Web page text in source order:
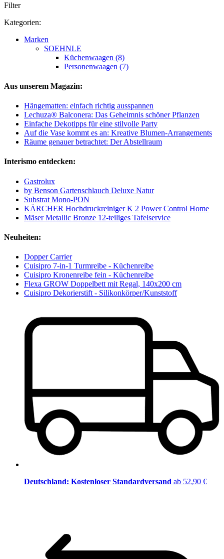
Filter
Kategorien:
Marken
SOEHNLE
Küchenwaagen (8)
Personenwaagen (7)
Aus unserem Magazin:
Hängematten: einfach richtig ausspannen
Lechuza® Balconera: Das Geheimnis schöner Pflanzen
Einfache Dekotipps für eine stilvolle Party
Auf die Vase kommt es an: Kreative Blumen-Arrangements
Räume genauer betrachtet: Der Abstellraum
Interismo entdecken:
Gastrolux
by Benson Gartenschlauch Deluxe Natur
Substrat Mono-PON
KÄRCHER Hochdruckreiniger K 2 Power Control Home
Mäser Metallic Bronze 12-teiliges Tafelservice
Neuheiten:
Dopper Carrier
Cuisipro 7-in-1 Turmreibe - Küchenreibe
Cuisipro Kronenreibe fein - Küchenreibe
Flexa GROW Doppelbett mit Regal, 140x200 cm
Cuisipro Dekorierstift - Silikonkörper/Kunststoff
Deutschland: Kostenloser Standardversand ab 52,90 €